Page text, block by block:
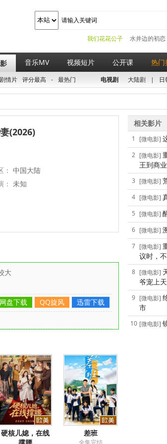
水井边的初恋
我们花花公子
音乐MV 视频短片 公开课 热门
剧情片 评分最高 - 最热门 电视剧 大陆剧 |
(2026)
： 中国大陆
： 未知
大
迅雷下载
QQ旋风
网盘下载
硬核儿媳，在线
差班
全集完结
相关影片
1 [微电影]
2 [微电影]
王到商
3 [微电影]
4 [微电影]
5 [微电影]
6 [微电影]
7 [微电影]
议时，
8 [微电影]
爷宠上天
9 [微电影]
市
10 [微电影]